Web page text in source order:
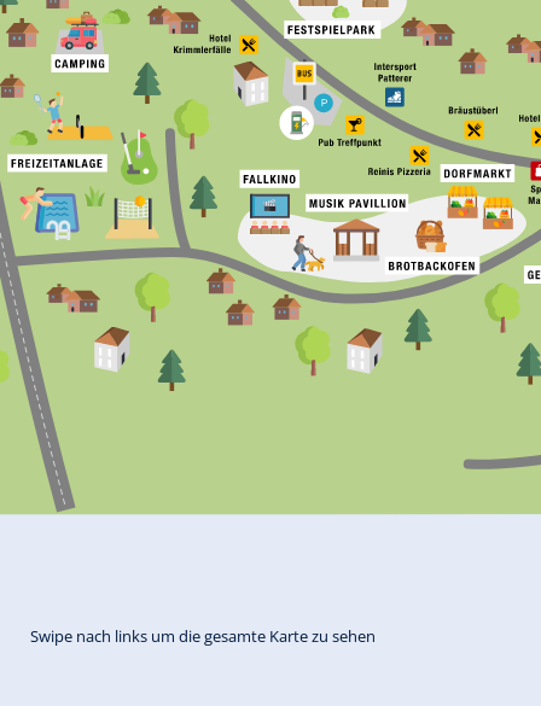
Swipe nach links um die gesamte Karte zu sehen